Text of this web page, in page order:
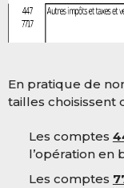
En pratique de
tailles choisissent
Les comptes
l’opération en
Les comptes